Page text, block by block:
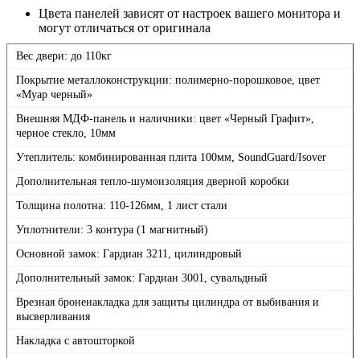
Цвета панелей зависят от настроек вашего монитора и
могут отличаться от оригинала
Вес двери: до 110кг
Покрытие металлоконструкции: полимерно-порошковое, цвет
«Муар черный»
Внешняя МДФ-панель и наличники: цвет «Черный Графит»,
черное стекло, 10мм
Утеплитель: комбинированная плита 100мм, SoundGuard/Isover
Дополнительная тепло-шумоизоляция дверной коробки
Толщина полотна: 110-126мм, 1 лист стали
Уплотнители: 3 контура (1 магнитный)
Основной замок: Гардиан 3211, цилиндровый
Дополнительный замок: Гардиан 3001, сувальдный
Врезная броненакладка для защиты цилиндра от выбивания и
высверливания
Накладка с автошторкой